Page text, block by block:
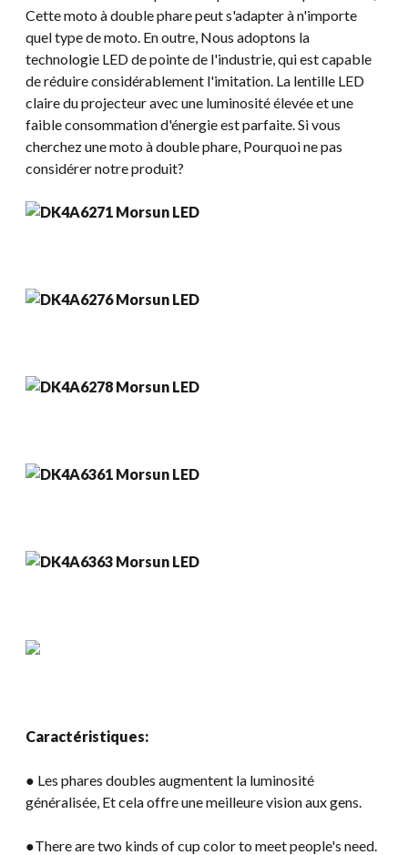
Cette moto à double phare peut s'adapter à n'importe
quel type de moto. En outre, Nous adoptons la
technologie LED de pointe de l'industrie, qui est capable
de réduire considérablement l'imitation. La lentille LED
claire du projecteur avec une luminosité élevée et une
faible consommation d'énergie est parfaite. Si vous
cherchez une moto à double phare, Pourquoi ne pas
considérer notre produit?
Caractéristiques:
● Les phares doubles augmentent la luminosité
généralisée, Et cela offre une meilleure vision aux gens.
●There are two kinds of cup color to meet people's need